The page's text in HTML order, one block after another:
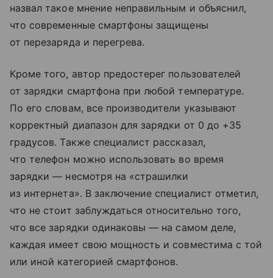
назвал такое мнение неправильным и объяснил,
что современные смартфоны защищены
от перезаряда и перегрева.
Кроме того, автор предостерег пользователей
от зарядки смартфона при любой температуре.
По его словам, все производители указывают
корректный диапазон для зарядки от 0 до +35
градусов. Также специалист рассказал,
что телефон можно использовать во время
зарядки — несмотря на «страшилки
из интернета». В заключение специалист отметил,
что не стоит заблуждаться относительно того,
что все зарядки одинаковы — на самом деле,
каждая имеет свою мощность и совместима с той
или иной категорией смартфонов.